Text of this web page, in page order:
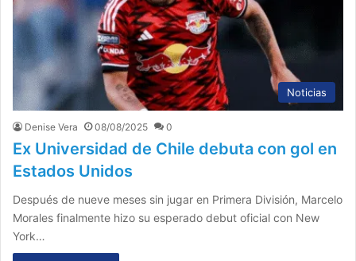
Noticias
Denise Vera 08/08/2025 0
Ex Universidad de Chile debuta con gol en
Estados Unidos
Después de nueve meses sin jugar en Primera División, Marcelo
Morales finalmente hizo su esperado debut oficial con New
York…